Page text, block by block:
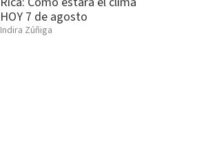
HOY 7 de agosto
Indira Zúñiga